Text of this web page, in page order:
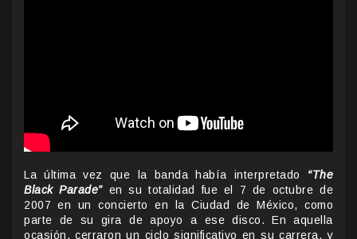
La última vez que la banda había interpretado “The
Black Parade”en su totalidad fue el 7 de octubre de
2007 en un concierto en la Ciudad de México, como
parte de su gira de apoyo a ese disco. En aquella
ocasión, cerraron un ciclo significativo en su carrera, y